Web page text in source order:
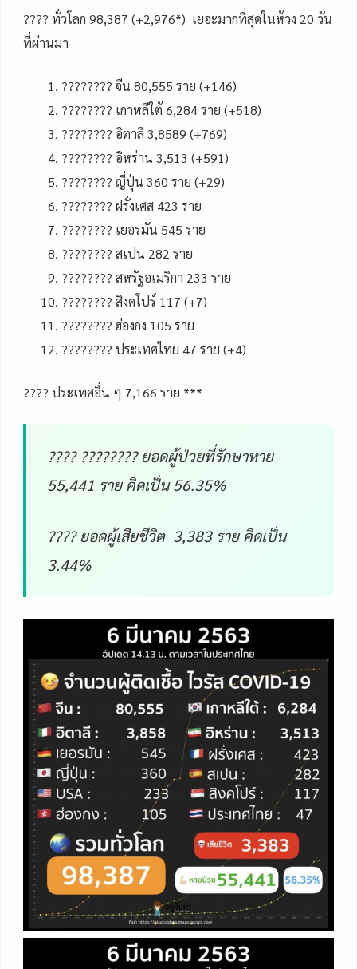
???? ทั่วโลก 98,387 (+2,976*) เยอะมากที่สุดในห้วง 20 วัน
ที่ผ่านมา
???????? จีน 80,555 ราย (+146)
???????? เกาหลีใต้ 6,284 ราย (+518)
???????? อิตาลี 3,8589 (+769)
???????? อิหร่าน 3,513 (+591)
???????? ญี่ปุ่น 360 ราย (+29)
???????? ฝรั่งเศส 423 ราย
???????? เยอรมัน 545 ราย
???????? สเปน 282 ราย
???????? สหรัฐอเมริกา 233 ราย
???????? สิงคโปร์ 117 (+7)
???????? ฮ่องกง 105 ราย
???????? ประเทศไทย 47 ราย (+4)
???? ประเทศอื่น ๆ 7,166 ราย ***
???? ???????? ยอดผู้ป่วยที่รักษาหาย
55,441 ราย คิดเป็น 56.35%
???? ยอดผู้เสียชีวิต 3,383 ราย คิดเป็น
3.44%